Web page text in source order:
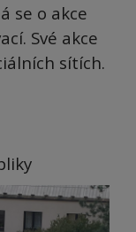
se o akce
Své akce
sítích.